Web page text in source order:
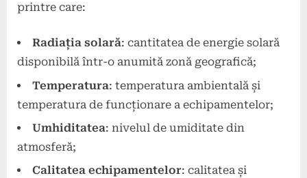
printre care:
Radiația solară: cantitatea de energie solară
disponibilă într-o anumită zonă geografică;
Temperatura: temperatura ambientală și
temperatura de funcționare a echipamentelor;
Umhiditatea: nivelul de umiditate din
atmosferă;
Calitatea echipamentelor: calitatea și